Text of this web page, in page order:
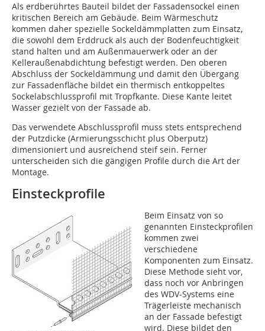
Als erdberührtes Bauteil bildet der Fassadensockel einen
kritischen Bereich am Gebäude. Beim Wärmeschutz
kommen daher spezielle Sockeldämmplatten zum Einsatz,
die sowohl dem Erddruck als auch der Bodenfeuchtigkeit
stand halten und am Außenmauerwerk oder an der
Kelleraußenabdichtung befestigt werden. Den oberen
Abschluss der Sockeldämmung und damit den Übergang
zur Fassadenfläche bildet ein thermisch entkoppeltes
Sockelabschlussprofil mit Tropfkante. Diese Kante leitet
Wasser gezielt von der Fassade ab.
Das verwendete Abschlussprofil muss stets entsprechend
der Putzdicke (Armierungsschicht plus Oberputz)
dimensioniert und ausreichend steif sein. Ferner
unterscheiden sich die gängigen Profile durch die Art der
Montage.
Einsteckprofile
Beim Einsatz von so
genannten Einsteckprofilen
kommen zwei
verschiedene
Komponenten zum Einsatz.
Diese Methode sieht vor,
dass noch vor Anbringen
des WDV-Systems eine
Trägerleiste mechanisch
an der Fassade befestigt
wird. Diese bildet den